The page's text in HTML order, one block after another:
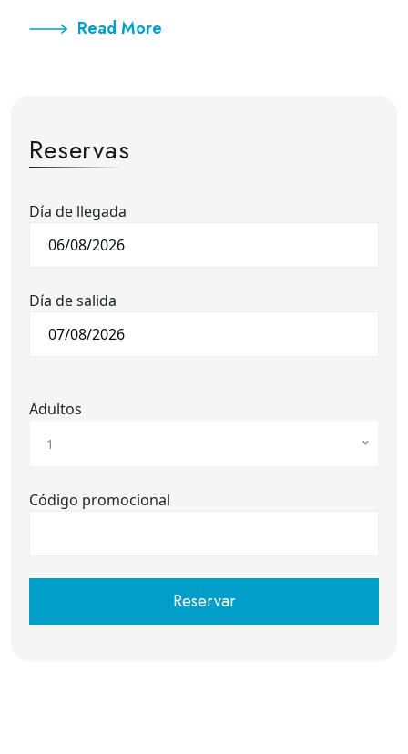
Read More
Reservas
Día de llegada
Día de salida
Adultos
1
Código promocional
Reservar